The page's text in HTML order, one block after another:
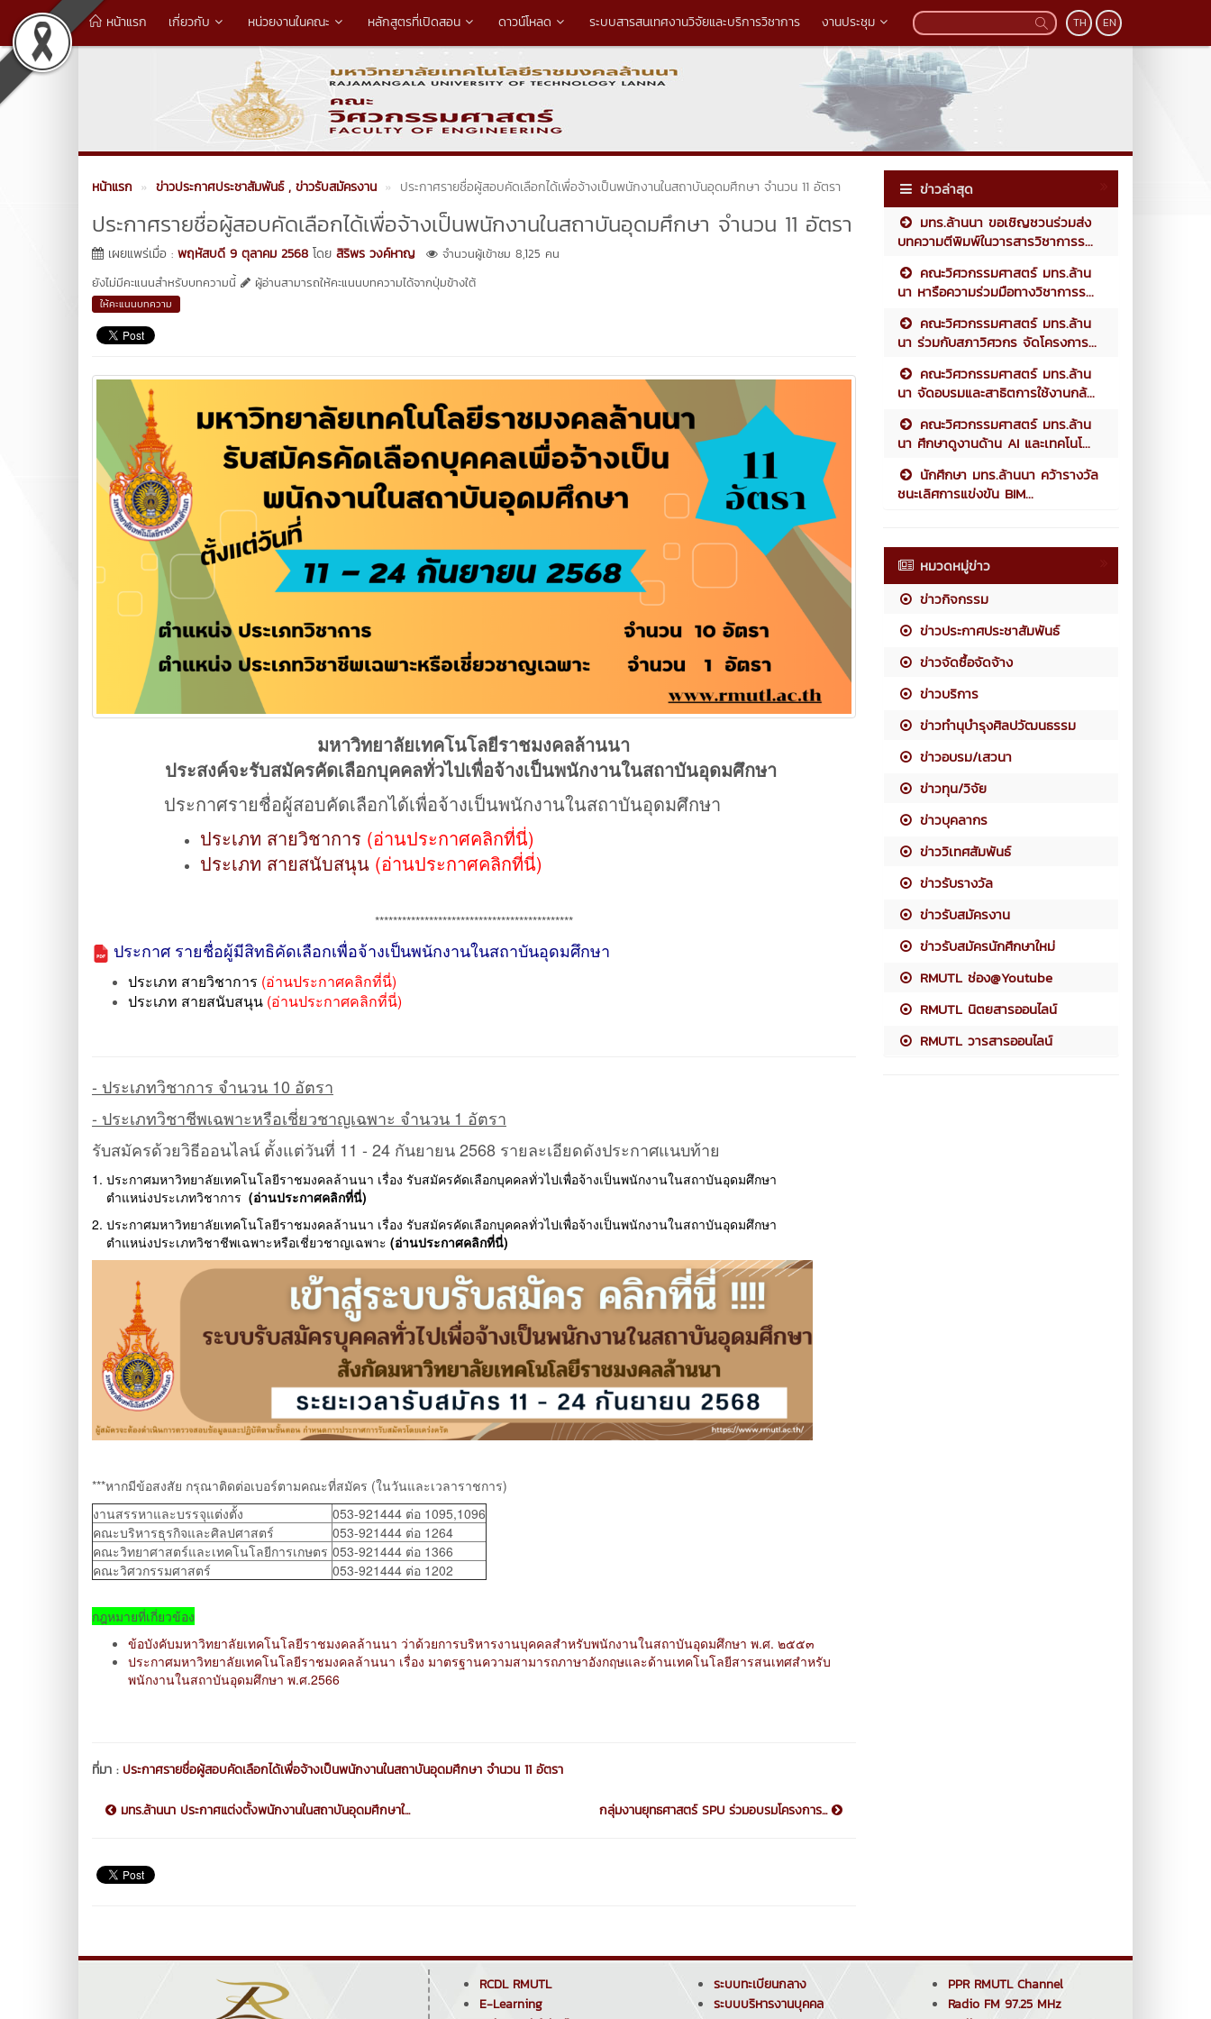
หน้าแรก เกี่ยวกับ หน่วยงานในคณะ หลักสูตรที่เปิดสอน ดาวน์โหลด ระบบสารสนเทศงานวิจัยและบริการวิชาการ งานประชุม TH EN
หน้าแรก ข่าวประกาศประชาสัมพันธ์ , ข่าวรับสมัครงาน ประกาศรายชื่อผู้สอบคัดเลือกได้เพื่อจ้างเป็นพนักงานในสถาบันอุดมศึกษา จำนวน 11 อัตรา
ประกาศรายชื่อผู้สอบคัดเลือกได้เพื่อจ้างเป็นพนักงานในสถาบันอุดมศึกษา จำนวน 11 อัตรา
เผยแพร่เมื่อ : พฤหัสบดี 9 ตุลาคม 2568 โดย สิริพร วงค์หาญ
จำนวนผู้เข้าชม 8,125 คน
ยังไม่มีคะแนนสำหรับบทความนี้
ผู้อ่านสามารถให้คะแนนบทความได้จากปุ่มข้างใต้
ให้คะแนนบทความ
มหาวิทยาลัยเทคโนโลยีราชมงคลล้านนา
ประสงค์จะรับสมัครคัดเลือกบุคคลทั่วไปเพื่อจ้างเป็นพนักงานในสถาบันอุดมศึกษา
ประกาศรายชื่อผู้สอบคัดเลือกได้เพื่อจ้างเป็นพนักงานในสถาบันอุดมศึกษา
ประเภท สายวิชาการ (อ่านประกาศคลิกที่นี่)
ประเภท สายสนับสนุน (อ่านประกาศคลิกที่นี่)
********************************************
ประกาศ รายชื่อผู้มีสิทธิคัดเลือกเพื่อจ้างเป็นพนักงานในสถาบันอุดมศึกษา
ประเภท สายวิชาการ (อ่านประกาศคลิกที่นี่)
ประเภท สายสนับสนุน (อ่านประกาศคลิกที่นี่)
- ประเภทวิชาการ จำนวน 10 อัตรา
- ประเภทวิชาชีพเฉพาะหรือเชี่ยวชาญเฉพาะ จำนวน 1 อัตรา
รับสมัครด้วยวิธีออนไลน์ ตั้งแต่วันที่ 11 - 24 กันยายน 2568 รายละเอียดดังประกาศแนบท้าย
1. ประกาศมหาวิทยาลัยเทคโนโลยีราชมงคลล้านนา เรื่อง รับสมัครคัดเลือกบุคคลทั่วไปเพื่อจ้างเป็นพนักงานในสถาบันอุดมศึกษา
ตำแหน่งประเภทวิชาการ (อ่านประกาศคลิกที่นี่)
2. ประกาศมหาวิทยาลัยเทคโนโลยีราชมงคลล้านนา เรื่อง รับสมัครคัดเลือกบุคคลทั่วไปเพื่อจ้างเป็นพนักงานในสถาบันอุดมศึกษา
ตำแหน่งประเภทวิชาชีพเฉพาะหรือเชี่ยวชาญเฉพาะ (อ่านประกาศคลิกที่นี่)
***หากมีข้อสงสัย กรุณาติดต่อเบอร์ตามคณะที่สมัคร (ในวันและเวลาราชการ)
งานสรรหาและบรรจุแต่งตั้ง
053-921444 ต่อ 1095,1096
คณะบริหารธุรกิจและศิลปศาสตร์
053-921444 ต่อ 1264
คณะวิทยาศาสตร์และเทคโนโลยีการเกษตร 053-921444 ต่อ 1366
คณะวิศวกรรมศาสตร์
053-921444 ต่อ 1202
กฎหมายที่เกี่ยวข้อง
ข้อบังคับมหาวิทยาลัยเทคโนโลยีราชมงคลล้านนา ว่าด้วยการบริหารงานบุคคลสำหรับพนักงานในสถาบันอุดมศึกษา พ.ศ. ๒๕๕๓
ประกาศมหาวิทยาลัยเทคโนโลยีราชมงคลล้านนา เรื่อง มาตรฐานความสามารถภาษาอังกฤษและด้านเทคโนโลยีสารสนเทศสำหรับ
พนักงานในสถาบันอุดมศึกษา พ.ศ.2566
ที่มา : ประกาศรายชื่อผู้สอบคัดเลือกได้เพื่อจ้างเป็นพนักงานในสถาบันอุดมศึกษา จำนวน 11 อัตรา
มทร.ล้านนา ประกาศแต่งตั้งพนักงานในสถาบันอุดมศึกษาใ... กลุ่มงานยุทธศาสตร์ SPU ร่วมอบรมโครงการ...
ข่าวล่าสุด
มทร.ล้านนา ขอเชิญชวนร่วมส่ง
บทความตีพิมพ์ในวารสารวิชาการร...
คณะวิศวกรรมศาสตร์ มทร.ล้าน
นา หารือความร่วมมือทางวิชาการร...
คณะวิศวกรรมศาสตร์ มทร.ล้าน
นา ร่วมกับสภาวิศวกร จัดโครงการ...
คณะวิศวกรรมศาสตร์ มทร.ล้าน
นา จัดอบรมและสาธิตการใช้งานกล้...
คณะวิศวกรรมศาสตร์ มทร.ล้าน
นา ศึกษาดูงานด้าน AI และเทคโนโ...
นักศึกษา มทร.ล้านนา คว้ารางวัล
ชนะเลิศการแข่งขัน BIM...
หมวดหมู่ข่าว
ข่าวกิจกรรม
ข่าวประกาศประชาสัมพันธ์
ข่าวจัดซื้อจัดจ้าง
ข่าวบริการ
ข่าวทำนุบำรุงศิลปวัฒนธรรม
ข่าวอบรม/เสวนา
ข่าวทุน/วิจัย
ข่าวบุคลากร
ข่าววิเทศสัมพันธ์
ข่าวรับรางวัล
ข่าวรับสมัครงาน
ข่าวรับสมัครนักศึกษาใหม่
RMUTL ช่อง@Youtube
RMUTL นิตยสารออนไลน์
RMUTL วารสารออนไลน์
RCDL RMUTL
E-Learning
ระบบทะเบียนกลาง
ระบบบริหารงานบุคคล
PPR RMUTL Channel
Radio FM 97.25 MHz